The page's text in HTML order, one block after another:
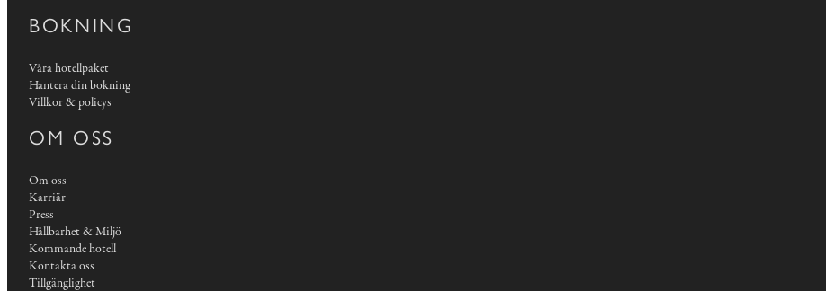
BOKNING
Våra hotellpaket
Hantera din bokning
Villkor & policys
OM OSS
Om oss
Karriär
Press
Hållbarhet & Miljö
Kommande hotell
Kontakta oss
Tillgänglighet